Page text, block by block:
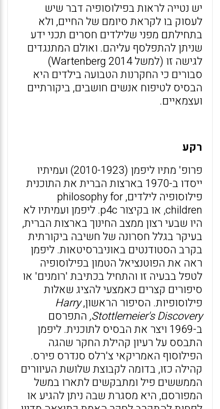
יש נטייה לראות בפילוסופיה דבר שיש
לעסוק בו לקראת סיומם של החיים, ולא
בתחילתם מפני שלילדים חסרים תכני ידע
שניתן להתפלסף עליהם. ואולם המתנגדים
לגישה זו (למשל Wartenberg 2014)
סבורים כי החקרנות הטבועה בילדים היא
הבסיס לטיפוח אנשים חושבים, ביקורתיים
ועצמאיים.
רקע
פרופ' מתיו ליפמן (2010-1923) ועמיתיו
ייסדו ב-1970 בארצות הברית את התוכנית
פילוסופיה לילדים, philosophy for
children, או בקיצור p4c. ליפמן ועמיתיו לא
היו שבעי רצון ממצב החינוך בארצות הברית,
בעיקר בגלל חסרונה של חשיבה ביקורתית
בקרב הסטודנטים באוניברסיטאות. ליפמן
ראה את הפוטנציאל הטמון בפילוסופיה
לטפל בבעיה זו והתחיל בכתיבת 'רומנים' או
סיפורים קצרים כאמצעי להציג שאלות
פילוסופיות. הסיפור הראשון,Harry
Stottlemeier's Discovery
,התפרסם
ב-1969 ויצר את הבסיס לתוכנית. ליפמן
התבסס על רעיון קהילת החקר שהגה
הפילוסוף האמריקאי צ'רלס סנדרס פירס.
קהילה כזו, בדומה לקבוצת שלושת העיוורים
הממששים פיל ומתבקשים לתארו במשל
המפורסם, היא מסגרת שבה ניתן להגיע או